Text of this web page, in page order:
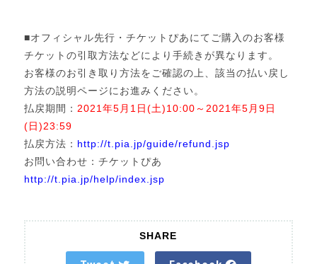
■オフィシャル先行・チケットぴあにてご購入のお客様
チケットの引取方法などにより手続きが異なります。
お客様のお引き取り方法をご確認の上、該当の払い戻し
方法の説明ページにお進みください。
払戻期間： 2021年5月1日(土)10:00～2021年5月9日
(日)23:59
払戻方法： http://t.pia.jp/guide/refund.jsp
お問い合わせ：チケットぴあ
http://t.pia.jp/help/index.jsp
SHARE